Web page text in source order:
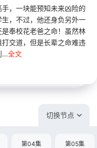
，一块能预知未来凶险的
，不过，他还身负另外一
奉校花老爸之命！虽然林
交道，但是长辈之命难违
...全文
切换节点
第04集 第05集